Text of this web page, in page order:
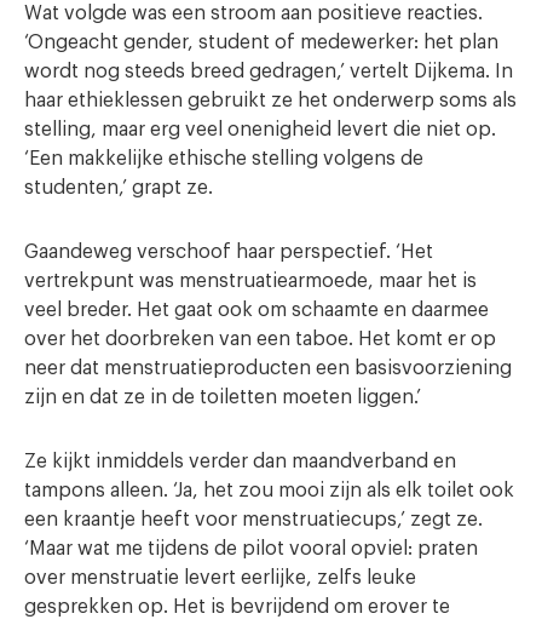
Wat volgde was een stroom aan positieve reacties.
‘Ongeacht gender, student of medewerker: het plan
wordt nog steeds breed gedragen,’ vertelt Dijkema. In
haar ethieklessen gebruikt ze het onderwerp soms als
stelling, maar erg veel onenigheid levert die niet op.
‘Een makkelijke ethische stelling volgens de
studenten,’ grapt ze.
Gaandeweg verschoof haar perspectief. ‘Het
vertrekpunt was menstruatiearmoede, maar het is
veel breder. Het gaat ook om schaamte en daarmee
over het doorbreken van een taboe. Het komt er op
neer dat menstruatieproducten een basisvoorziening
zijn en dat ze in de toiletten moeten liggen.’
Ze kijkt inmiddels verder dan maandverband en
tampons alleen. ‘Ja, het zou mooi zijn als elk toilet ook
een kraantje heeft voor menstruatiecups,’ zegt ze.
‘Maar wat me tijdens de pilot vooral opviel: praten
over menstruatie levert eerlijke, zelfs leuke
gesprekken op. Het is bevrijdend om erover te